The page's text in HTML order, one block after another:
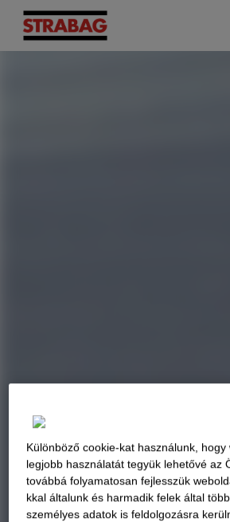
Különböző cookie-kat használunk,
legjobb használatát tegyük lehetővé az
továbbá folyamatosan fejlesszük
kkal általunk és harmadik felek által
személyes adatok is feldolgozásra